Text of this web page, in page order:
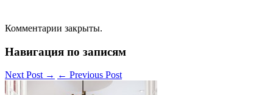
Комментарии закрыты.
Навигация по записям
Next Post → ← Previous Post